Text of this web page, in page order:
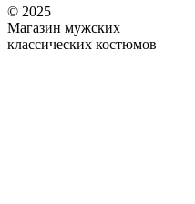
© 2025
Магазин мужских
классических костюмов